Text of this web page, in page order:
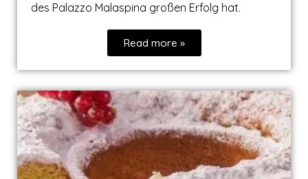
des Palazzo Malaspina großen Erfolg hat.
Read more »